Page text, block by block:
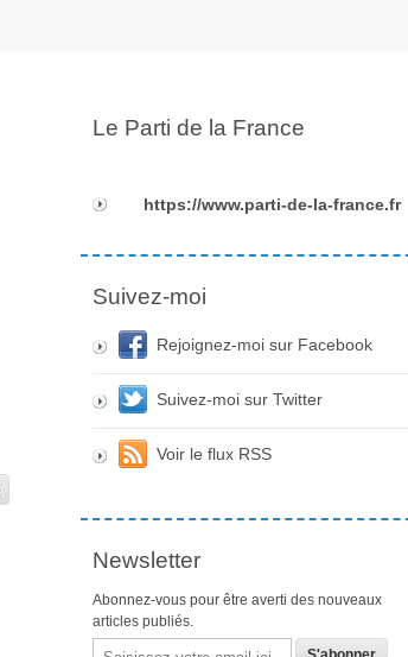
Le Parti de la France
https://www.parti-de-la-france.fr
Suivez-moi
Rejoignez-moi sur Facebook
Suivez-moi sur Twitter
Voir le flux RSS
Newsletter
Abonnez-vous pour être averti des nouveaux
articles publiés.
Email